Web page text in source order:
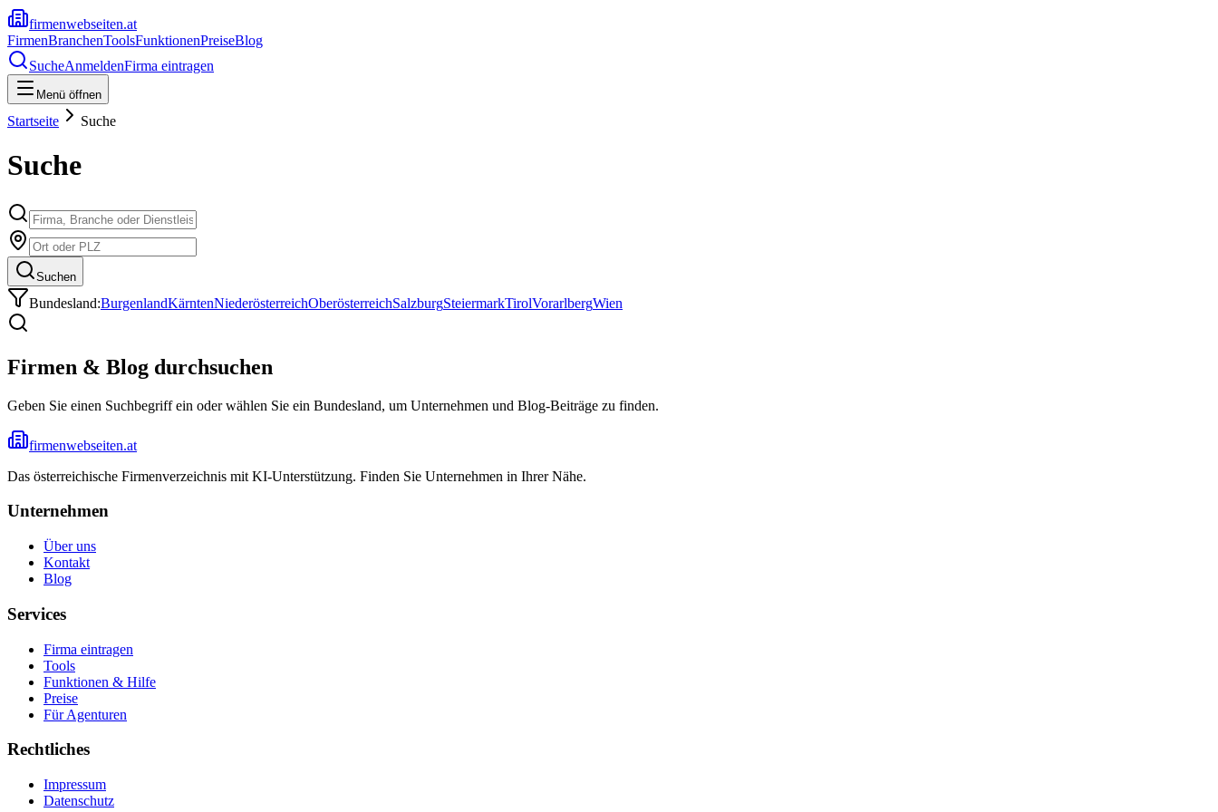
firmenwebseiten.at
FirmenBranchenToolsFunktionenPreiseBlog
SucheAnmeldenFirma eintragen
Menü öffnen
Startseite Suche
Suche
Suchen
Bundesland:BurgenlandKärntenNiederösterreichOberösterreichSalzburgSteiermarkTirolVorarlbergWien
Firmen & Blog durchsuchen
Geben Sie einen Suchbegriff ein oder wählen Sie ein Bundesland, um Unternehmen und Blog-Beiträge zu finden.
firmenwebseiten.at
Das österreichische Firmenverzeichnis mit KI-Unterstützung. Finden Sie Unternehmen in Ihrer Nähe.
Unternehmen
Über uns
Kontakt
Blog
Services
Firma eintragen
Tools
Funktionen & Hilfe
Preise
Für Agenturen
Rechtliches
Impressum
Datenschutz